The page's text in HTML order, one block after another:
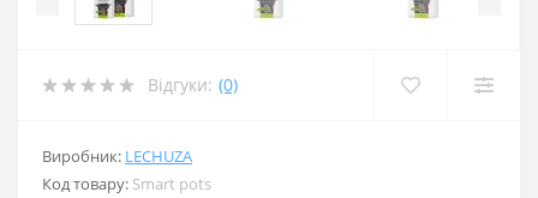
Відгуки: (0)
Виробник: LECHUZA
Код товару: Smart pots